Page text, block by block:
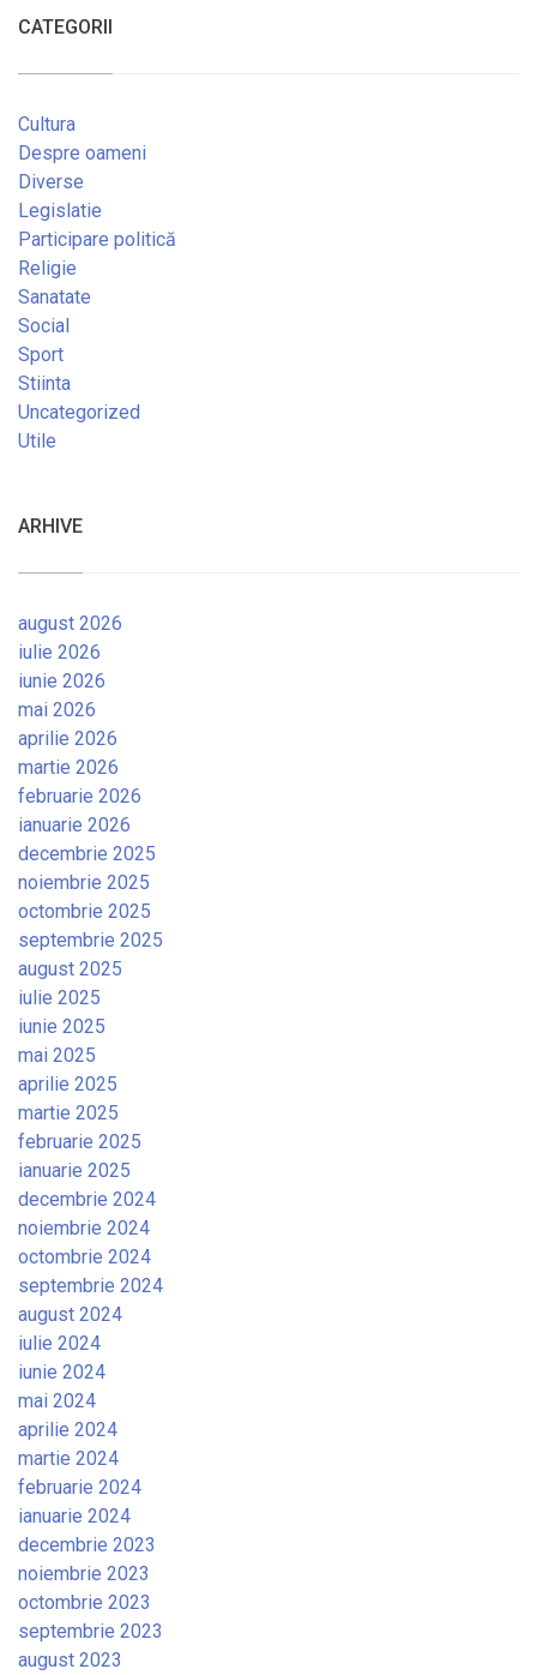
CATEGORII
Cultura
Despre oameni
Diverse
Legislatie
Participare politică
Religie
Sanatate
Social
Sport
Stiinta
Uncategorized
Utile
ARHIVE
august 2026
iulie 2026
iunie 2026
mai 2026
aprilie 2026
martie 2026
februarie 2026
ianuarie 2026
decembrie 2025
noiembrie 2025
octombrie 2025
septembrie 2025
august 2025
iulie 2025
iunie 2025
mai 2025
aprilie 2025
martie 2025
februarie 2025
ianuarie 2025
decembrie 2024
noiembrie 2024
octombrie 2024
septembrie 2024
august 2024
iulie 2024
iunie 2024
mai 2024
aprilie 2024
martie 2024
februarie 2024
ianuarie 2024
decembrie 2023
noiembrie 2023
octombrie 2023
septembrie 2023
august 2023